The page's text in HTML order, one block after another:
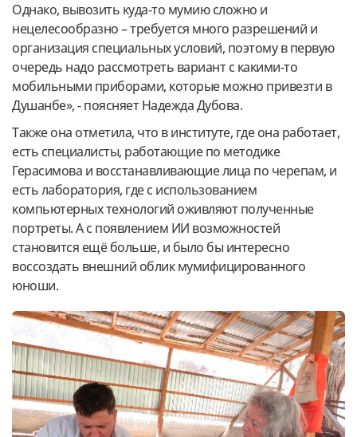
Однако, вывозить куда-то мумию сложно и
нецелесообразно – требуется много разрешений и
организация специальных условий, поэтому в первую
очередь надо рассмотреть вариант с какими-то
мобильными приборами, которые можно привезти в
Душанбе», - поясняет Надежда Дубова.
Также она отметила, что в институте, где она работает,
есть специалисты, работающие по методике
Герасимова и восстанавливающие лица по черепам, и
есть лаборатория, где с использованием
компьютерных технологий оживляют полученные
портреты. А с появлением ИИ возможностей
становится ещё больше, и было бы интересно
воссоздать внешний облик мумифицированного
юноши.